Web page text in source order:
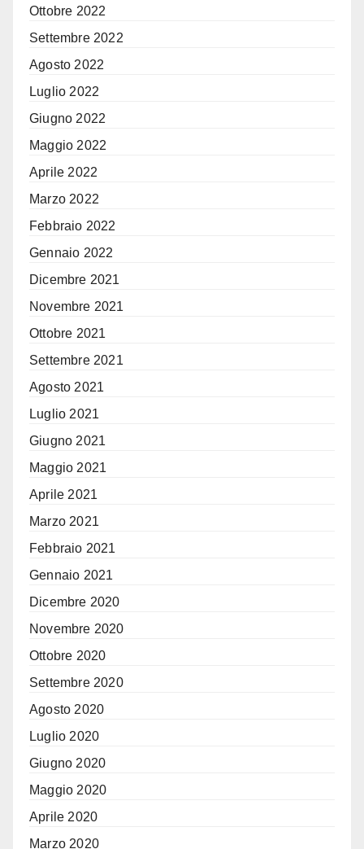
Ottobre 2022
Settembre 2022
Agosto 2022
Luglio 2022
Giugno 2022
Maggio 2022
Aprile 2022
Marzo 2022
Febbraio 2022
Gennaio 2022
Dicembre 2021
Novembre 2021
Ottobre 2021
Settembre 2021
Agosto 2021
Luglio 2021
Giugno 2021
Maggio 2021
Aprile 2021
Marzo 2021
Febbraio 2021
Gennaio 2021
Dicembre 2020
Novembre 2020
Ottobre 2020
Settembre 2020
Agosto 2020
Luglio 2020
Giugno 2020
Maggio 2020
Aprile 2020
Marzo 2020